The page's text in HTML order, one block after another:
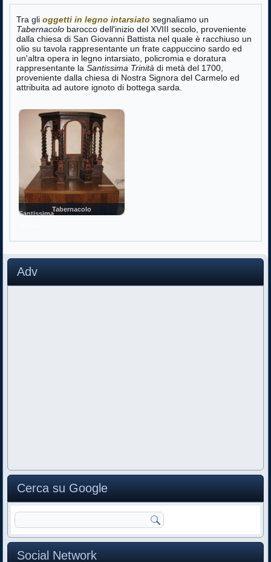
Tra glioggetti in legno intarsiato segnaliamo un
Tabernacolo barocco dell'inizio del XVIII secolo, proveniente
dalla chiesa di San Giovanni Battista nel quale è racchiuso un
olio su tavola rappresentante un frate cappuccino sardo ed
un'altra opera in legno intarsiato, policromia e doratura
rappresentante laSantissima Trinità di metà del 1700,
proveniente dalla chiesa di Nostra Signora del Carmelo ed
attribuita ad autore ignoto di bottega sarda.
Tabernacolo
Santissima
Adv
Cerca su Google
Social Network